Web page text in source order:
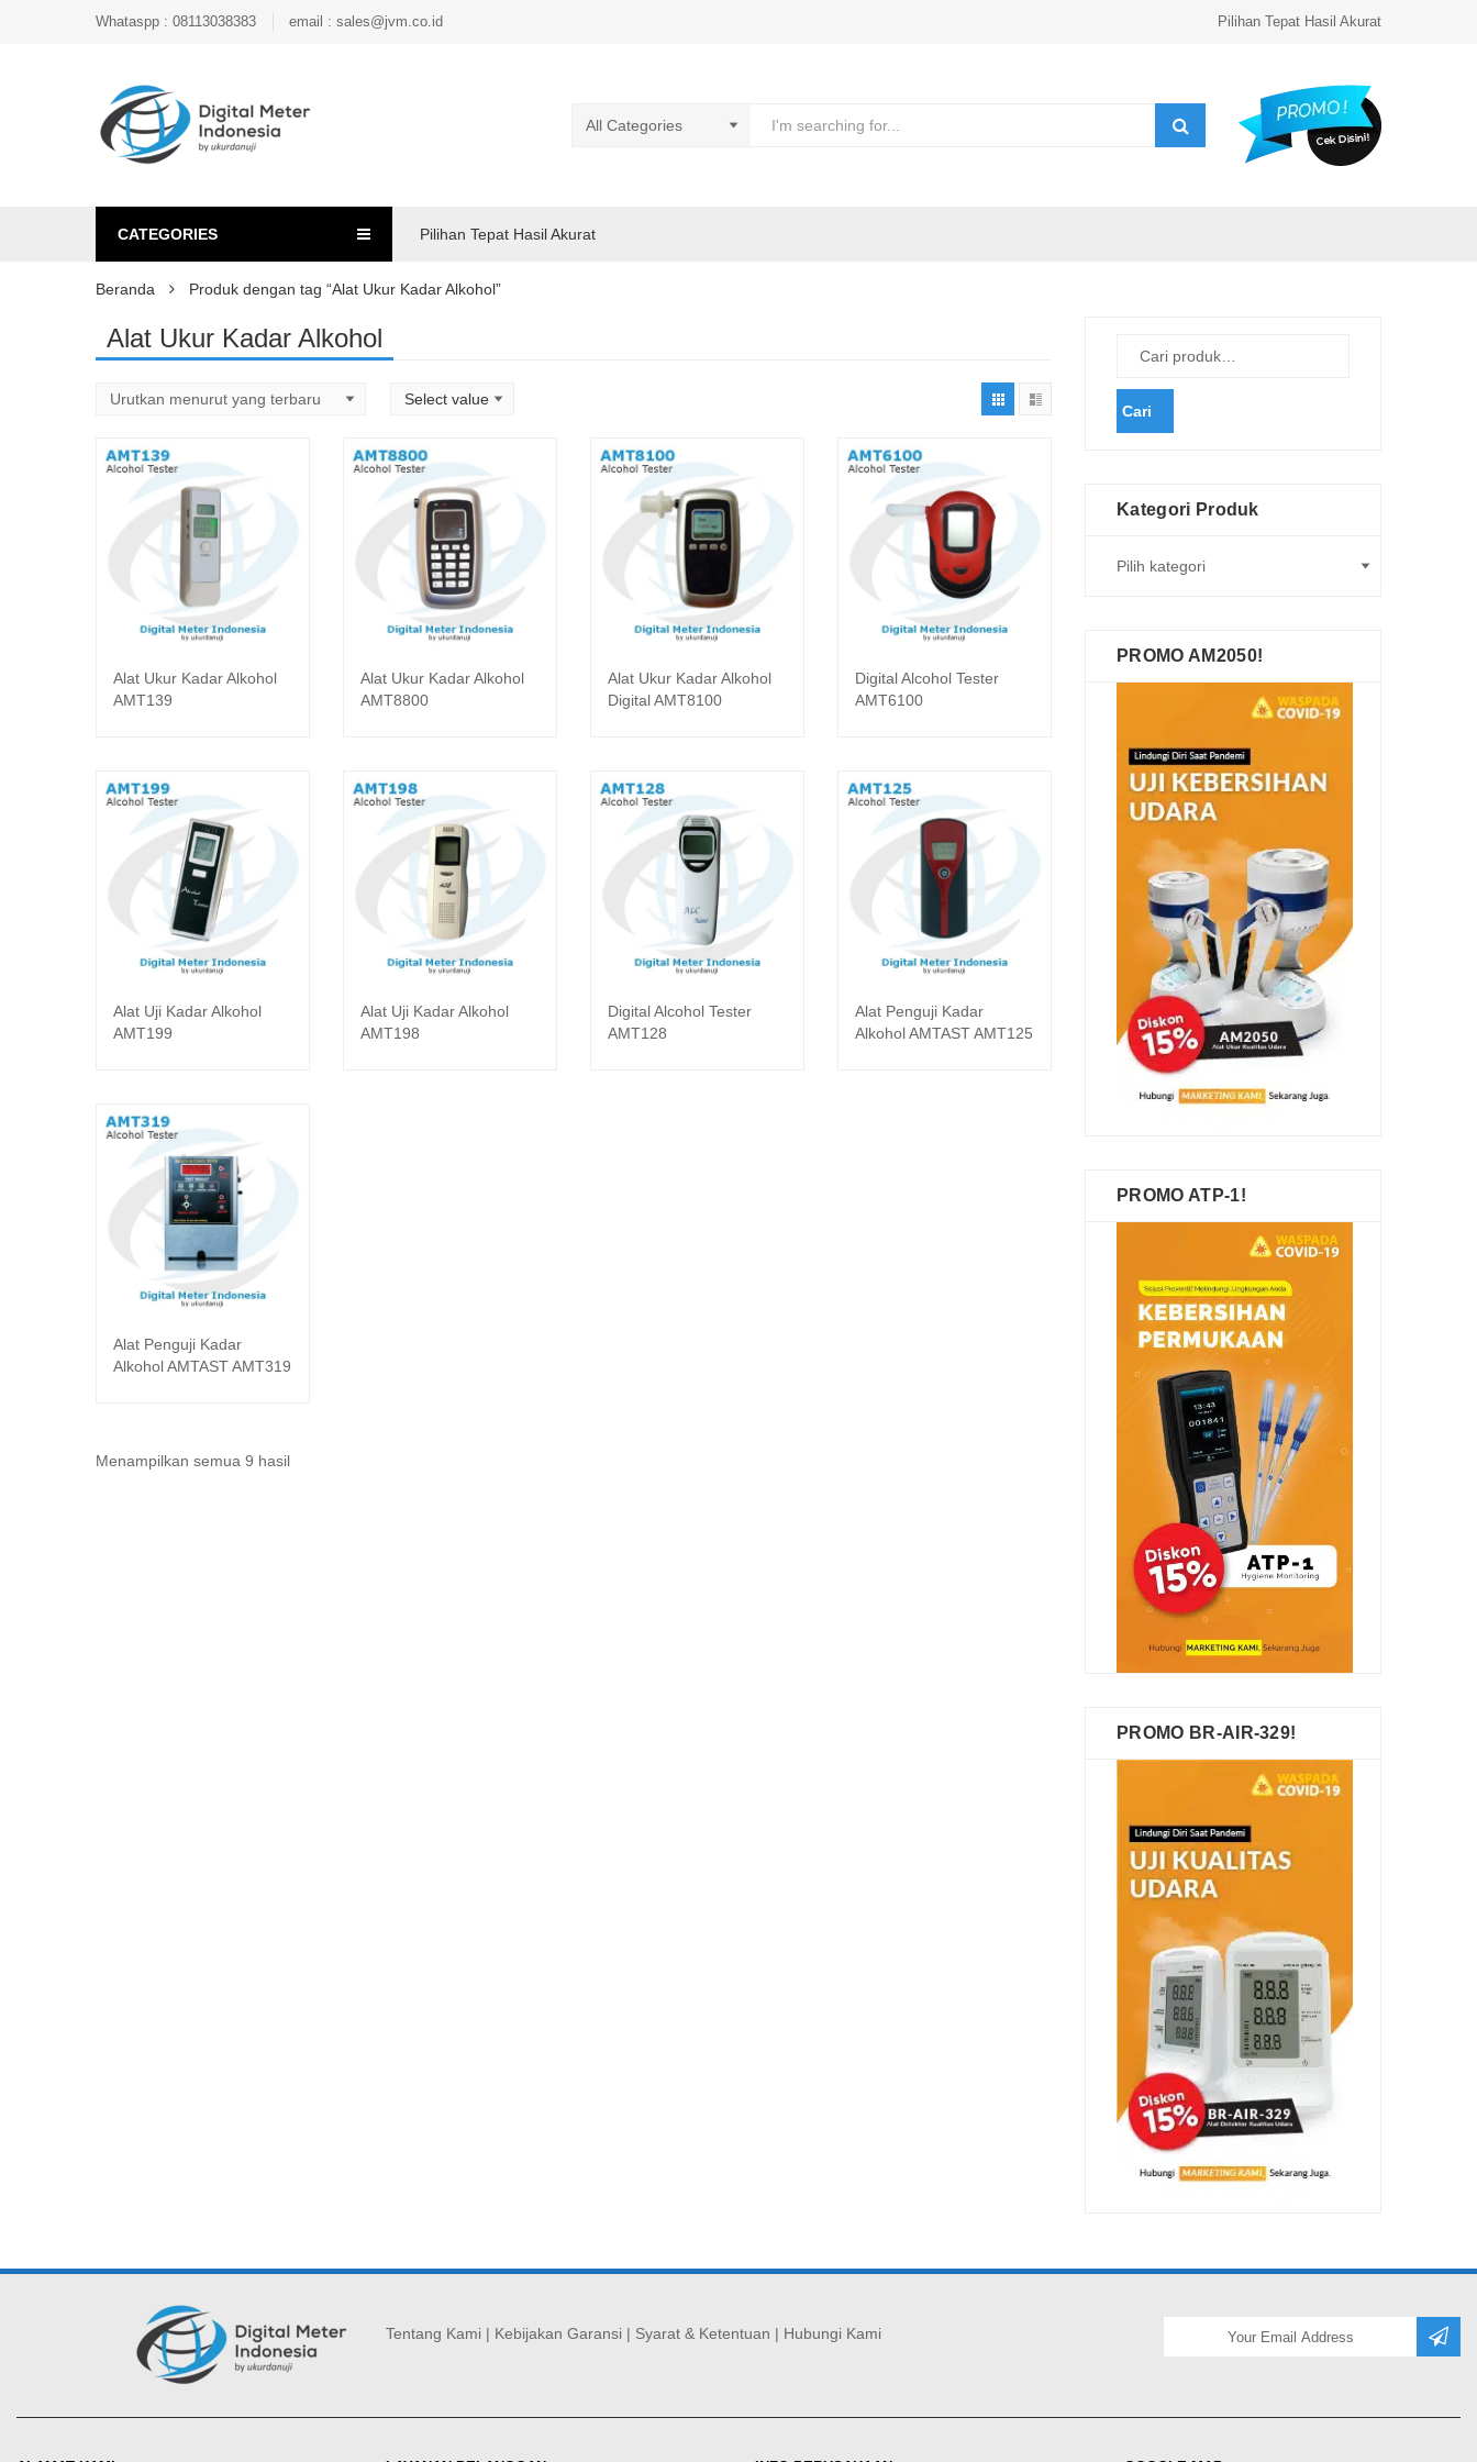
Whataspp : 08113038383 email : sales@jvm.co.id Pilihan Tepat Hasil Akurat
CATEGORIES Pilihan Tepat Hasil Akurat
Beranda Produk dengan tag “Alat Ukur Kadar Alkohol”
Alat Ukur Kadar Alkohol
Baca selengkapnya
Alat Ukur Kadar Alkohol
AMT139
Baca selengkapnya
Alat Ukur Kadar Alkohol
AMT8800
Baca selengkapnya
Alat Ukur Kadar Alkohol
Digital AMT8100
Baca selengkapnya
Digital Alcohol Tester
AMT6100
Baca selengkapnya
Alat Uji Kadar Alkohol
AMT199
Baca selengkapnya
Alat Uji Kadar Alkohol
AMT198
Baca selengkapnya
Digital Alcohol Tester
AMT128
Baca selengkapnya
Alat Penguji Kadar
Alkohol AMTAST AMT125
Baca selengkapnya
Alat Penguji Kadar
Alkohol AMTAST AMT319
Menampilkan semua 9 hasilDiurutkan
Cari
Kategori Produk
PROMO AM2050!
PROMO ATP-1!
PROMO BR-AIR-329!
Tentang Kami | Kebijakan Garansi | Syarat & Ketentuan | Hubungi Kami